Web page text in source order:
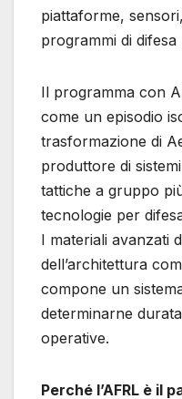
piattaforme,
programmi di difesa
Il programma con
come un episodio
trasformazione di
produttore di
tattiche a gruppo
tecnologie per
I materiali avanzati
dell’architettura
compone un
determinarne
operative.
Perché l’AFRL è il